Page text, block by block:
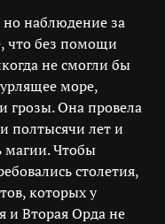
но наблюдение за
что без помощи
не смогли бы
море,
грозы. Она провела
полтысячи лет и
магии. Чтобы
столетия,
которых у
и Вторая Орда не